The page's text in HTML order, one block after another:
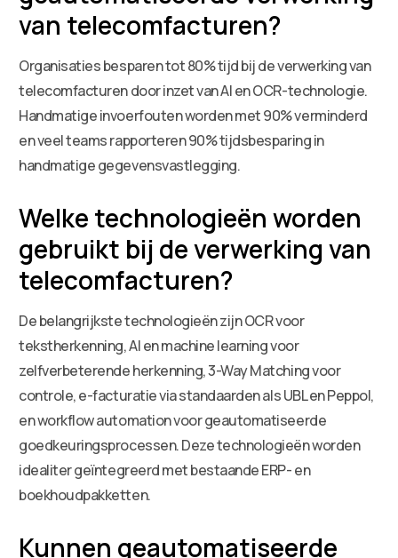
van telecomfacturen?
Organisaties besparen tot 80% tijd bij de verwerking van
telecomfacturen door inzet van AI en OCR-technologie.
Handmatige invoerfouten worden met 90% verminderd
en veel teams rapporteren 90% tijdsbesparing in
handmatige gegevensvastlegging.
Welke technologieën worden
gebruikt bij de verwerking van
telecomfacturen?
De belangrijkste technologieën zijn OCR voor
tekstherkenning, AI en machine learning voor
zelfverbeterende herkenning, 3-Way Matching voor
controle, e-facturatie via standaarden als UBL en Peppol,
en workflow automation voor geautomatiseerde
goedkeuringsprocessen. Deze technologieën worden
idealiter geïntegreerd met bestaande ERP- en
boekhoudpakketten.
Kunnen geautomatiseerde